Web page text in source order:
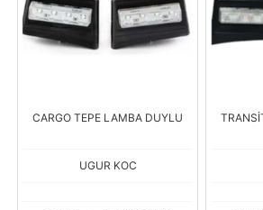
CARGO TEPE LAMBA DUYLU
UGUR KOC